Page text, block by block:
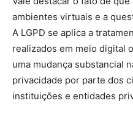
ambientes virtuais e a
A LGPD se aplica a
realizados em meio digital
uma mudança substancial
privacidade por parte dos
instituições e entidades